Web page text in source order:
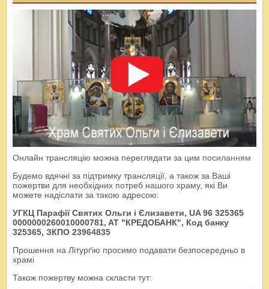
Онлайн трансляцію можна переглядати за цим посиланням
Будемо вдячні за підтримку трансляції, а також за Ваші
пожертви для необхідних потреб нашого храму, які Ви
можете надіслати за такою адресою:
УГКЦ Парафії Святих Ольги і Єлизавети, UA 96 325365
0000000260010000781, AT "КРЕДОБАНК", Код банку
325365, ЗКПО 23964835
Прошення на Літурґію просимо подавати безпосередньо в
храмі
Також пожертву можна скласти тут: